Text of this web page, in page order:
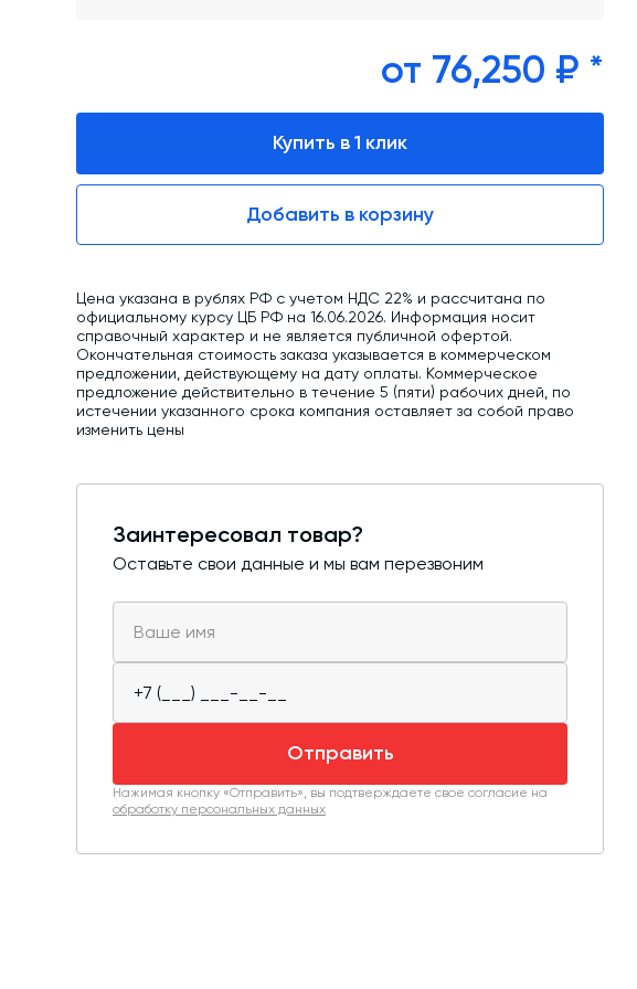
(АСУ ТП) любой сложности
Подбор и поставка комплектующих под
Экспертиза промышленной безопасности
Технический аудит бетонных заводов и
производств
Проектирование технологических
линий,промышленных зданий и сооружений
от 76,250 ₽ *
Купить в 1 клик
Добавить в корзину
Цена указана в рублях РФ с учетом НДС 22% и рассчитана по
официальному курсу ЦБ РФ на 16.06.2026. Информация носит
справочный характер и не является публичной офертой.
Окончательная стоимость заказа указывается в коммерческом
предложении, действующему на дату оплаты. Коммерческое
предложение действительно в течение 5 (пяти) рабочих дней, по
истечении указанного срока компания оставляет за собой право
изменить цены
Заинтересовал товар?
Оставьте свои данные и мы вам перезвоним
Отправить
Нажимая кнопку «Отправить», вы подтверждаете свое согласие на
обработку персональных данных